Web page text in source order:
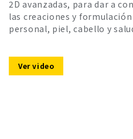
2D avanzadas, para dar a
las creaciones y
personal, piel, cabello y
Ver video